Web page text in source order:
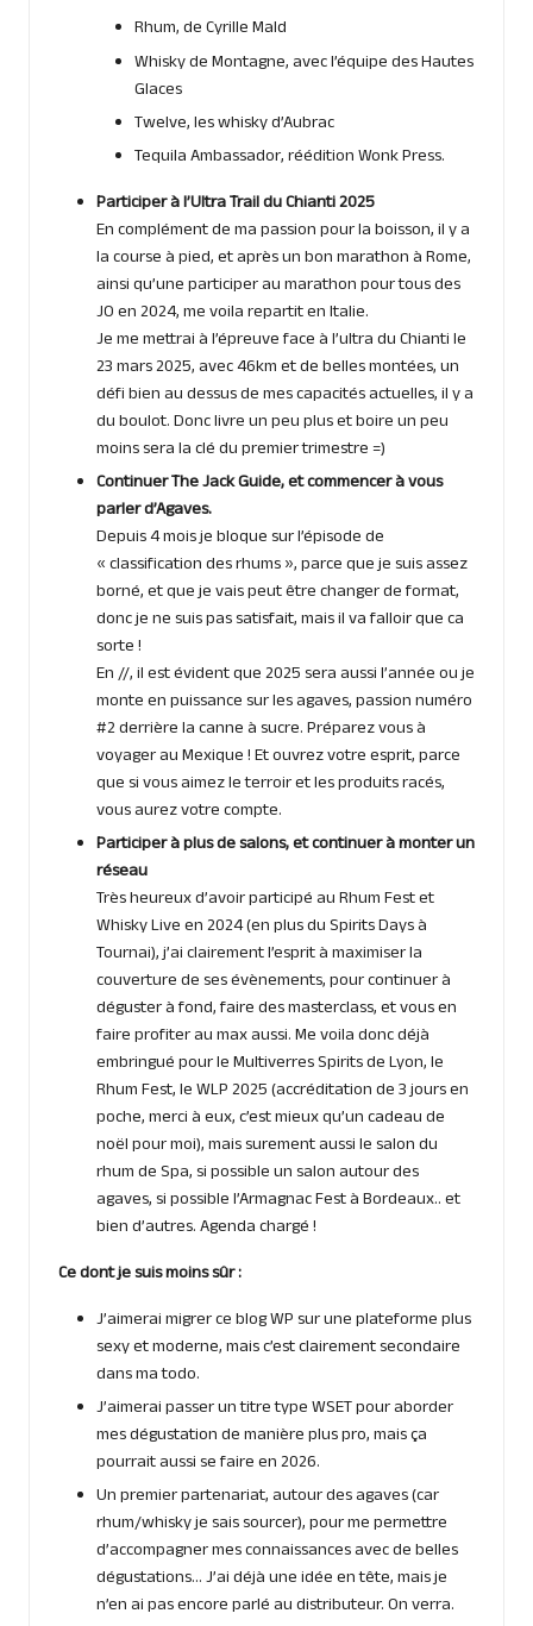
Rhum, de Cyrille Mald
Whisky de Montagne, avec l’équipe des Hautes
Glaces
Twelve, les whisky d’Aubrac
Tequila Ambassador, réédition Wonk Press.
Participer à l’Ultra Trail du Chianti 2025
En complément de ma passion pour la boisson, il y a
la course à pied, et après un bon marathon à Rome,
ainsi qu’une participer au marathon pour tous des
JO en 2024, me voila repartit en Italie.
Je me mettrai à l’épreuve face à l’ultra du Chianti le
23 mars 2025, avec 46km et de belles montées, un
défi bien au dessus de mes capacités actuelles, il y a
du boulot. Donc livre un peu plus et boire un peu
moins sera la clé du premier trimestre =)
Continuer The Jack Guide, et commencer à vous
parler d’Agaves.
Depuis 4 mois je bloque sur l’épisode de
« classification des rhums », parce que je suis assez
borné, et que je vais peut être changer de format,
donc je ne suis pas satisfait, mais il va falloir que ca
sorte !
En //, il est évident que 2025 sera aussi l’année ou je
monte en puissance sur les agaves, passion numéro
#2 derrière la canne à sucre. Préparez vous à
voyager au Mexique ! Et ouvrez votre esprit, parce
que si vous aimez le terroir et les produits racés,
vous aurez votre compte.
Participer à plus de salons, et continuer à monter un
réseau
Très heureux d’avoir participé au Rhum Fest et
Whisky Live en 2024 (en plus du Spirits Days à
Tournai), j’ai clairement l’esprit à maximiser la
couverture de ses évènements, pour continuer à
déguster à fond, faire des masterclass, et vous en
faire profiter au max aussi. Me voila donc déjà
embringué pour le Multiverres Spirits de Lyon, le
Rhum Fest, le WLP 2025 (accréditation de 3 jours en
poche, merci à eux, c’est mieux qu’un cadeau de
noël pour moi), mais surement aussi le salon du
rhum de Spa, si possible un salon autour des
agaves, si possible l’Armagnac Fest à Bordeaux.. et
bien d’autres. Agenda chargé !
Ce dont je suis moins sûr :
J’aimerai migrer ce blog WP sur une plateforme plus
sexy et moderne, mais c’est clairement secondaire
dans ma todo.
J’aimerai passer un titre type WSET pour aborder
mes dégustation de manière plus pro, mais ça
pourrait aussi se faire en 2026.
Un premier partenariat, autour des agaves (car
rhum/whisky je sais sourcer), pour me permettre
d’accompagner mes connaissances avec de belles
dégustations… J’ai déjà une idée en tête, mais je
n’en ai pas encore parlé au distributeur. On verra.